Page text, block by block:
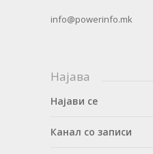
info@powerinfo.mk
Најава
Најави се
Канал со записи